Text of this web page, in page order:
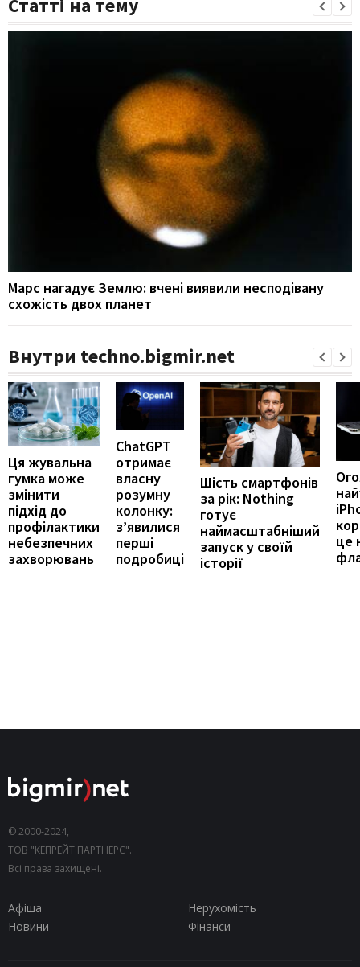
Статті на тему
Марс нагадує Землю: вчені виявили несподівану
схожість двох планет
Внутри techno.bigmir.net
Ця жувальна
гумка може
змінити
підхід до
профілактики
небезпечних
захворювань
ChatGPT
отримає
власну
розумну
колонку:
з’явилися
перші
подробиці
Шість смартфонів
за рік: Nothing
готує
наймасштабніший
запуск у своїй
історії
це
© 2000-2024,
ТОВ "КЕПРЕЙТ ПАРТНЕРС".
Всі права захищені.
Афіша
Нерухомість
Новини
Фінанси